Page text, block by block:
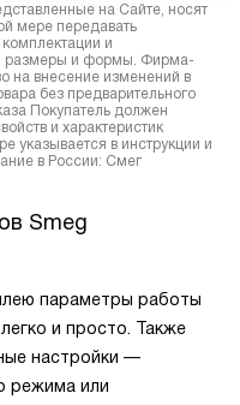
на Сайте, носят
мере передавать
и
размеры и формы. Фирма-
на внесение изменений в
без предварительного
Покупатель должен
и характеристик
указывается в инструкции и
в России: Смег
Smeg
параметры работы
и просто. Также
настройки —
режима или